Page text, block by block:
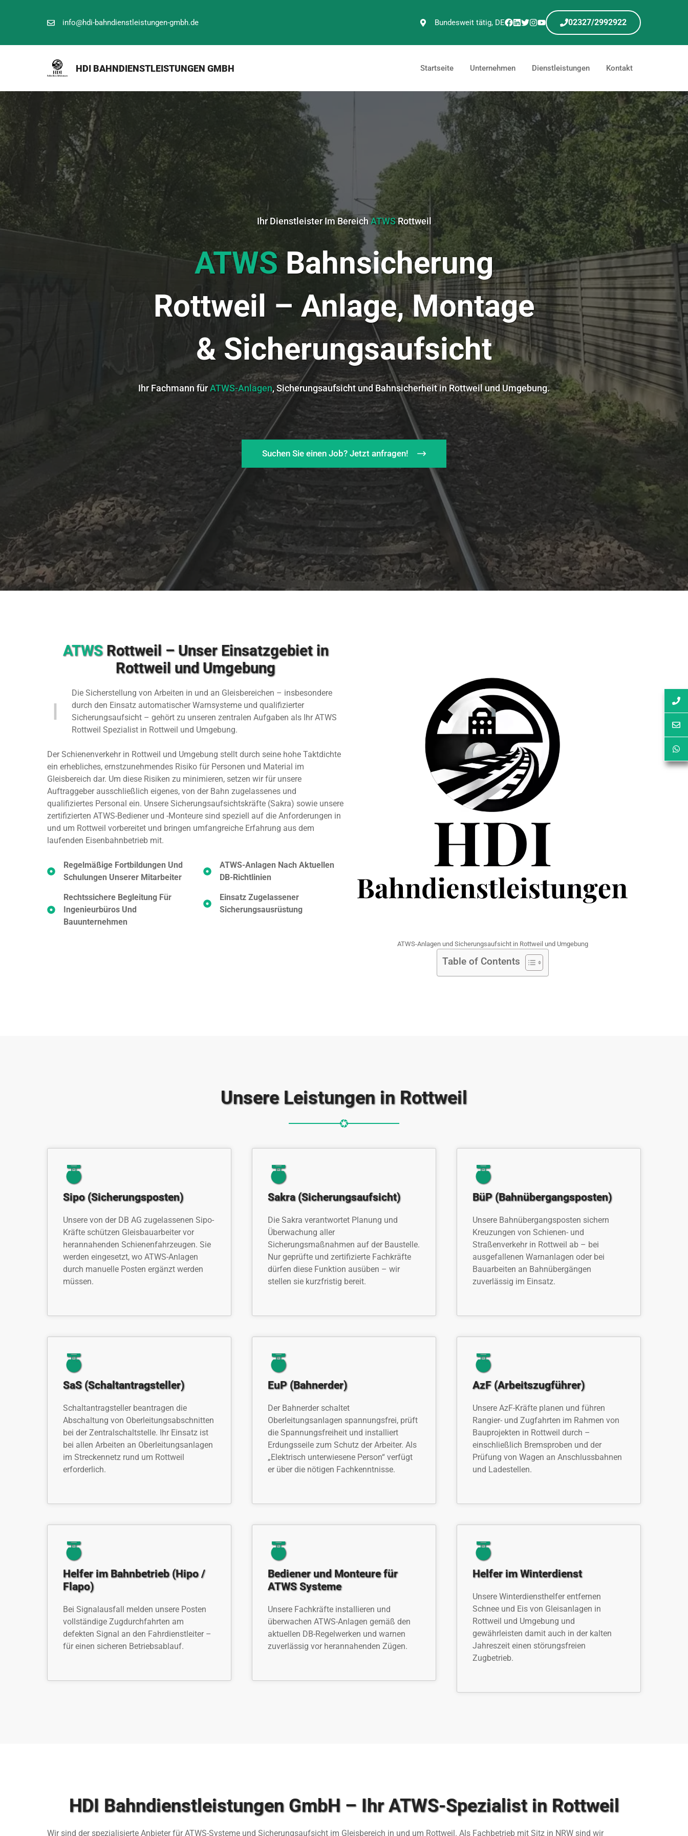
info@hdi-bahndienstleistungen-gmbh.de Bundesweit tätig, DE 02327/2992922
HDI BAHNDIENSTLEISTUNGEN GMBH Startseite Unternehmen Dienstleistungen Kontakt
Ihr Dienstleister Im BereichATWSRottweil
ATWSBahnsicherung
Rottweil – Anlage, Montage
& Sicherungsaufsicht
Ihr Fachmann fürATWS-Anlagen, Sicherungsaufsicht und Bahnsicherheit in Rottweil und Umgebung.
Suchen Sie einen Job? Jetzt anfragen!
ATWSRottweil – Unser Einsatzgebiet in
Rottweil und Umgebung
Die Sicherstellung von Arbeiten in und an Gleisbereichen – insbesondere
durch den Einsatz automatischer Warnsysteme und qualifizierter
Sicherungsaufsicht – gehört zu unseren zentralen Aufgaben als Ihr ATWS
Rottweil Spezialist in Rottweil und Umgebung.
Der Schienenverkehr in Rottweil und Umgebung stellt durch seine hohe Taktdichte
ein erhebliches, ernstzunehmendes Risiko für Personen und Material im
Gleisbereich dar. Um diese Risiken zu minimieren, setzen wir für unsere
Auftraggeber ausschließlich eigenes, von der Bahn zugelassenes und
qualifiziertes Personal ein. Unsere Sicherungsaufsichtskräfte (Sakra) sowie unsere
zertifizierten ATWS-Bediener und -Monteure sind speziell auf die Anforderungen in
und um Rottweil vorbereitet und bringen umfangreiche Erfahrung aus dem
laufenden Eisenbahnbetrieb mit.
Regelmäßige Fortbildungen Und
Schulungen Unserer Mitarbeiter
Rechtssichere Begleitung Für
Ingenieurbüros Und
Bauunternehmen
ATWS-Anlagen Nach Aktuellen
DB-Richtlinien
Einsatz Zugelassener
Sicherungsausrüstung
ATWS-Anlagen und Sicherungsaufsicht in Rottweil und Umgebung
Table of Contents
Unsere Leistungen in Rottweil
Sipo (Sicherungsposten)
Unsere von der DB AG zugelassenen Sipo-
Kräfte schützen Gleisbauarbeiter vor
herannahenden Schienenfahrzeugen. Sie
werden eingesetzt, wo ATWS-Anlagen
durch manuelle Posten ergänzt werden
müssen.
Sakra (Sicherungsaufsicht)
Die Sakra verantwortet Planung und
Überwachung aller
Sicherungsmaßnahmen auf der Baustelle.
Nur geprüfte und zertifizierte Fachkräfte
dürfen diese Funktion ausüben – wir
stellen sie kurzfristig bereit.
BüP (Bahnübergangsposten)
Unsere Bahnübergangsposten sichern
Kreuzungen von Schienen- und
Straßenverkehr in Rottweil ab – bei
ausgefallenen Warnanlagen oder bei
Bauarbeiten an Bahnübergängen
zuverlässig im Einsatz.
SaS (Schaltantragsteller)
Schaltantragsteller beantragen die
Abschaltung von Oberleitungsabschnitten
bei der Zentralschaltstelle. Ihr Einsatz ist
bei allen Arbeiten an Oberleitungsanlagen
im Streckennetz rund um Rottweil
erforderlich.
EuP (Bahnerder)
Der Bahnerder schaltet
Oberleitungsanlagen spannungsfrei, prüft
die Spannungsfreiheit und installiert
Erdungsseile zum Schutz der Arbeiter. Als
„Elektrisch unterwiesene Person“ verfügt
er über die nötigen Fachkenntnisse.
AzF (Arbeitszugführer)
Unsere AzF-Kräfte planen und führen
Rangier- und Zugfahrten im Rahmen von
Bauprojekten in Rottweil durch –
einschließlich Bremsproben und der
Prüfung von Wagen an Anschlussbahnen
und Ladestellen.
Helfer im Bahnbetrieb (Hipo /
Flapo)
Bei Signalausfall melden unsere Posten
vollständige Zugdurchfahrten am
defekten Signal an den Fahrdienstleiter –
für einen sicheren Betriebsablauf.
Bediener und Monteure für
ATWS Systeme
Unsere Fachkräfte installieren und
überwachen ATWS-Anlagen gemäß den
aktuellen DB-Regelwerken und warnen
zuverlässig vor herannahenden Zügen.
Helfer im Winterdienst
Unsere Winterdiensthelfer entfernen
Schnee und Eis von Gleisanlagen in
Rottweil und Umgebung und
gewährleisten damit auch in der kalten
Jahreszeit einen störungsfreien
Zugbetrieb.
HDI Bahndienstleistungen GmbH – Ihr ATWS-Spezialist in Rottweil
Wir sind der spezialisierte Anbieter für ATWS-Systeme und Sicherungsaufsicht im Gleisbereich in und um Rottweil. Als Fachbetrieb mit Sitz in NRW sind wir